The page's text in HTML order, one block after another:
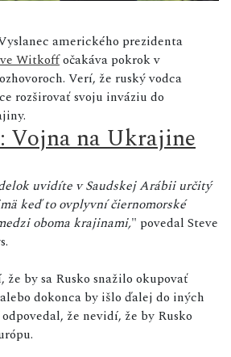
amerického prezidenta
Witkoffočakáva pokrok v
Verí, že ruský vodca
rozširovať svoju inváziu do
Vojna na Ukrajine
uvidíte v Saudskej Arábii určitý
keď to ovplyvní čiernomorské
oboma krajinami," povedal Steve
že by sa Rusko snažilo okupovať
dokonca by išlo ďalej do iných
že nevidí, že by Rusko